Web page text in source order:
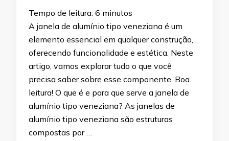
Tempo de leitura: 6 minutos
A janela de alumínio tipo veneziana é um
elemento essencial em qualquer construção,
oferecendo funcionalidade e estética. Neste
artigo, vamos explorar tudo o que você
precisa saber sobre esse componente. Boa
leitura! O que é e para que serve a janela de
alumínio tipo veneziana? As janelas de
alumínio tipo veneziana são estruturas
compostas por …